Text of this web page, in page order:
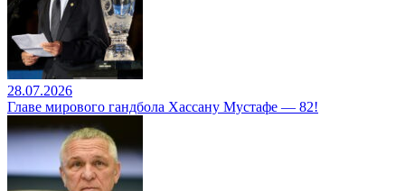
28.07.2026
Главе мирового гандбола Хассану Мустафе — 82!